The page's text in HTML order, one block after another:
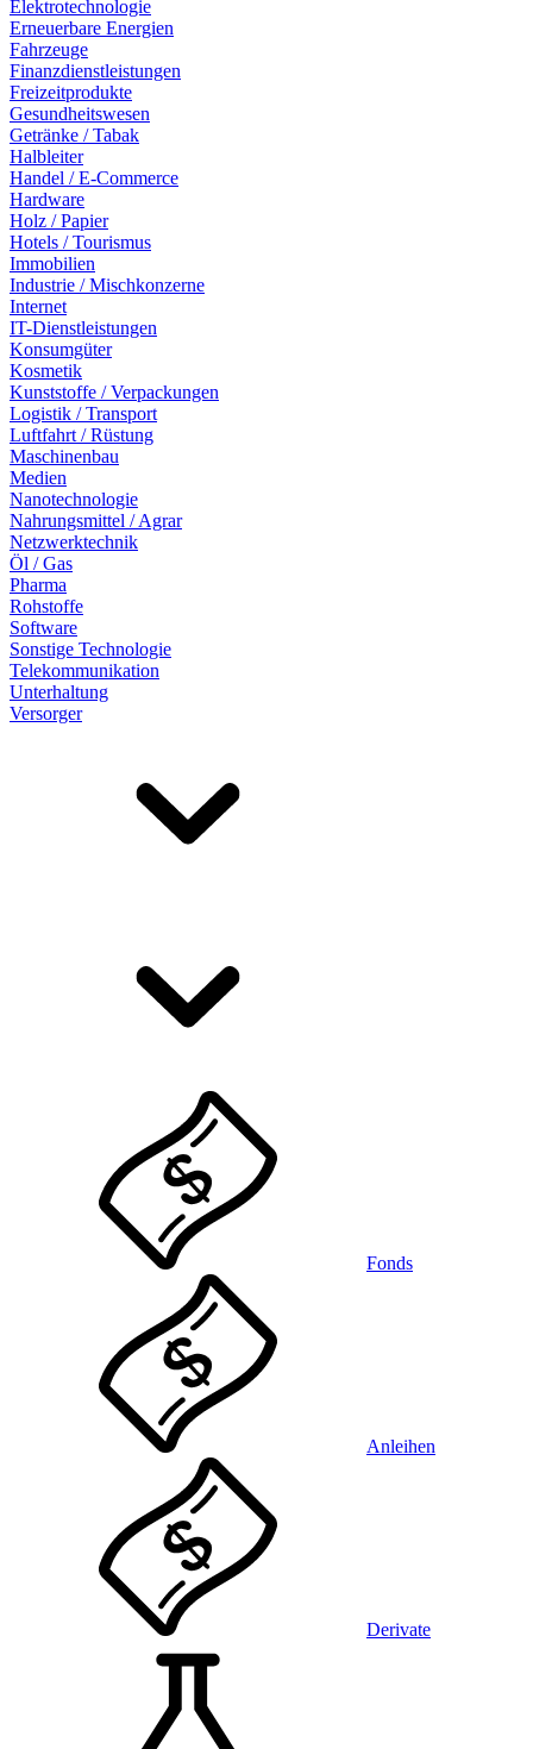
Elektrotechnologie
Erneuerbare Energien
Fahrzeuge
Finanzdienstleistungen
Freizeitprodukte
Gesundheitswesen
Getränke / Tabak
Halbleiter
Handel / E-Commerce
Hardware
Holz / Papier
Hotels / Tourismus
Immobilien
Industrie / Mischkonzerne
Internet
IT-Dienstleistungen
Konsumgüter
Kosmetik
Kunststoffe / Verpackungen
Logistik / Transport
Luftfahrt / Rüstung
Maschinenbau
Medien
Nanotechnologie
Nahrungsmittel / Agrar
Netzwerktechnik
Öl / Gas
Pharma
Rohstoffe
Software
Sonstige Technologie
Telekommunikation
Unterhaltung
Versorger
Fonds
Anleihen
Derivate